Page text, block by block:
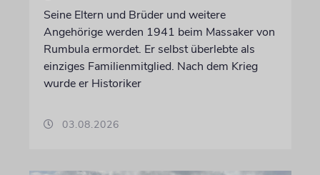
Seine Eltern und Brüder und weitere
Angehörige werden 1941 beim Massaker von
Rumbula ermordet. Er selbst überlebte als
einziges Familienmitglied. Nach dem Krieg
wurde er Historiker
03.08.2026